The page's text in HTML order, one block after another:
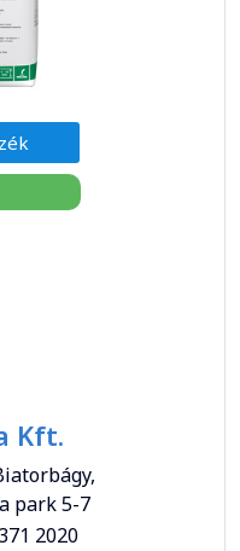
Kft.
park 5-7
2020